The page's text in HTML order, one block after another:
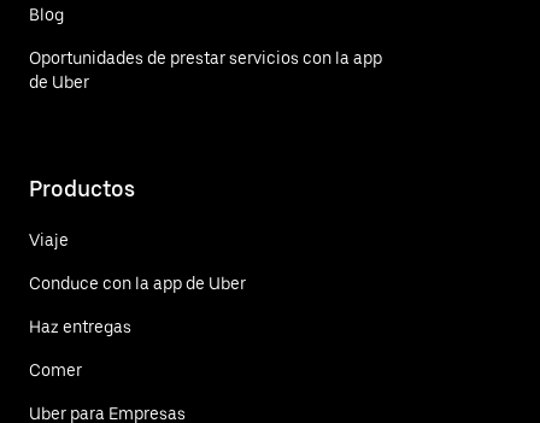
Blog
Oportunidades de prestar servicios con la app
de Uber
Productos
Viaje
Conduce con la app de Uber
Haz entregas
Comer
Uber para Empresas